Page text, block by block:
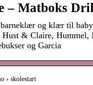
– Matboks
og klær til
& Claire, Hummel,
og Garcia
› skolestart